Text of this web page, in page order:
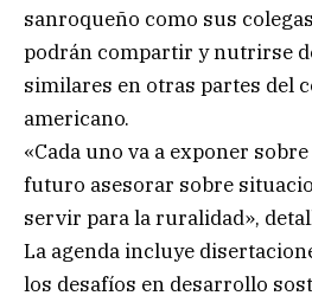
sanroqueño como sus
podrán compartir y nutrirse
similares en otras partes del
americano.
«Cada uno va a exponer
futuro asesorar sobre
servir para la ruralidad»,
La agenda incluye
los desafíos en desarrollo